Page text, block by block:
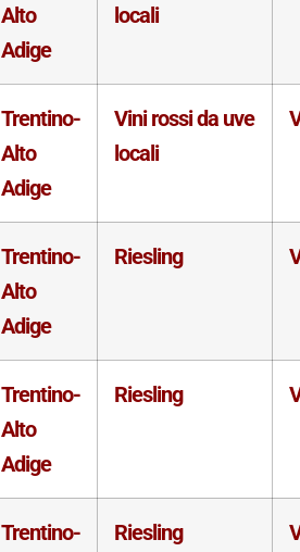
Alto
Adige
locali
Trentino-
Alto
Adige
Vini rossi da uve
locali
Trentino-
Alto
Adige
Riesling
Trentino-
Alto
Adige
Riesling
Trentino-
Riesling